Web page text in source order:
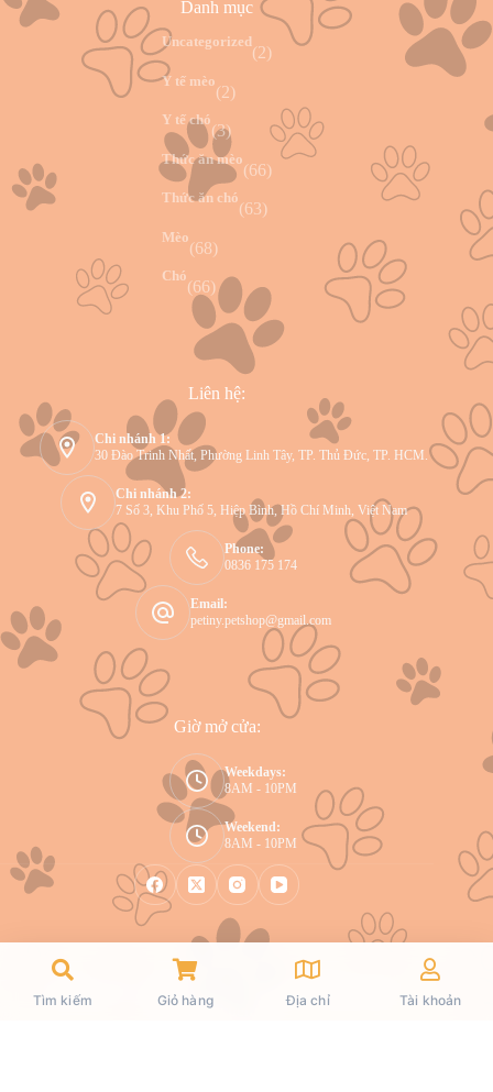
Danh mục
Uncategorized
(2)
Y tế mèo
(2)
Y tế chó
(3)
Thức ăn mèo
(66)
Thức ăn chó
(63)
Mèo
(68)
Chó
(66)
Liên hệ:
Chi nhánh 1:
30 Đào Trinh Nhất, Phường Linh Tây, TP. Thủ Đức, TP. HCM.
Chi nhánh 2:
7 Số 3, Khu Phố 5, Hiệp Bình, Hồ Chí Minh, Việt Nam
Phone:
0836 175 174
Email:
petiny.petshop@gmail.com
Giờ mở cửa:
Weekdays:
8AM - 10PM
Weekend:
8AM - 10PM
Copyright © 2026 Petiny - WordPress Theme by
CreativeThemes
Tìm kiếm Giỏ hàng Địa chỉ Tài khoản